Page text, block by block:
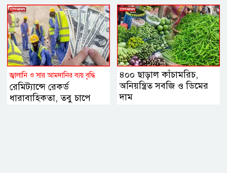
জ্বালানি ও সার আমদানির ব্যয় বৃদ্ধি
রেমিট্যান্সে রেকর্ড
ধারাবাহিকতা, তবু চাপে
৪০০ ছাড়াল কাঁচামরিচ,
অনিয়ন্ত্রিত সবজি ও ডিমের
দাম